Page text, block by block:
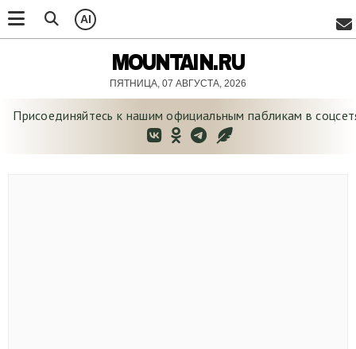
AI
MOUNTAIN.RU
ПЯТНИЦА, 07 АВГУСТА, 2026
Присоединяйтесь к нашим официальнымпабликам в